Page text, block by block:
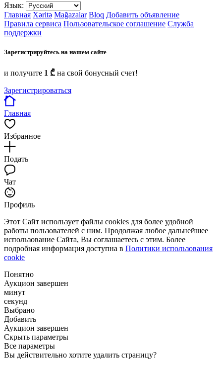
Язык:
Главная Xəritə Mağazalar Bloq Добавить объявление
Правила сервиса Пользовательское соглашение Служба
поддержки
Зарегистрируйтесь на нашем сайте
и получите 1 ₾ на свой бонусный счет!
Зарегистрироваться
Главная
Избранное
Подать
Чат
Профиль
Этот Сайт использует файлы cookies для более удобной
работы пользователей с ним. Продолжая любое дальнейшее
использование Сайта, Вы соглашаетесь с этим. Более
подробная информация доступна в Политики использования
cookie
Понятно
Аукцион завершен
минут
секунд
Выбрано
Добавить
Аукцион завершен
Скрыть параметры
Все параметры
Вы действительно хотите удалить страницу?